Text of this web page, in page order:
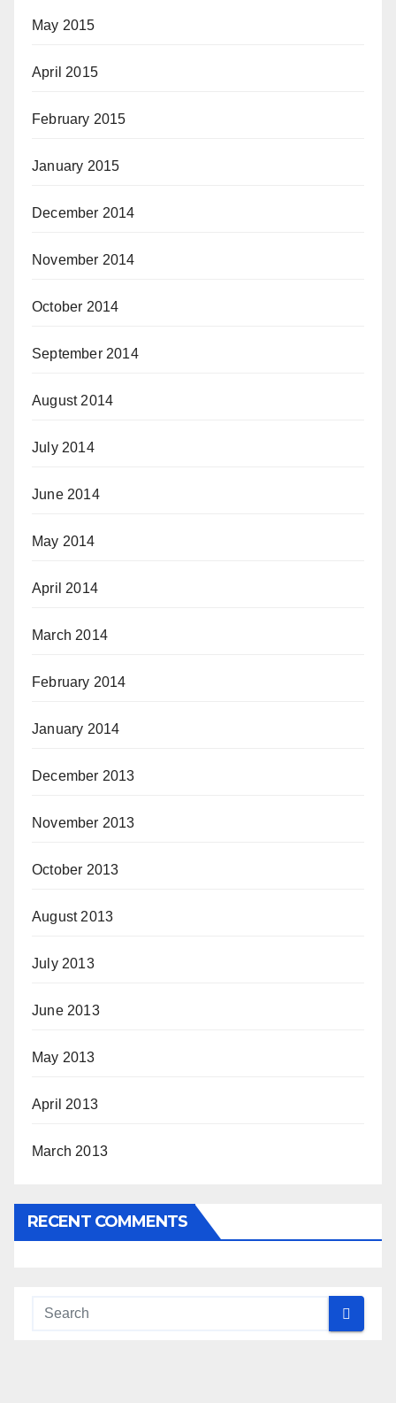
May 2015
April 2015
February 2015
January 2015
December 2014
November 2014
October 2014
September 2014
August 2014
July 2014
June 2014
May 2014
April 2014
March 2014
February 2014
January 2014
December 2013
November 2013
October 2013
August 2013
July 2013
June 2013
May 2013
April 2013
March 2013
RECENT COMMENTS